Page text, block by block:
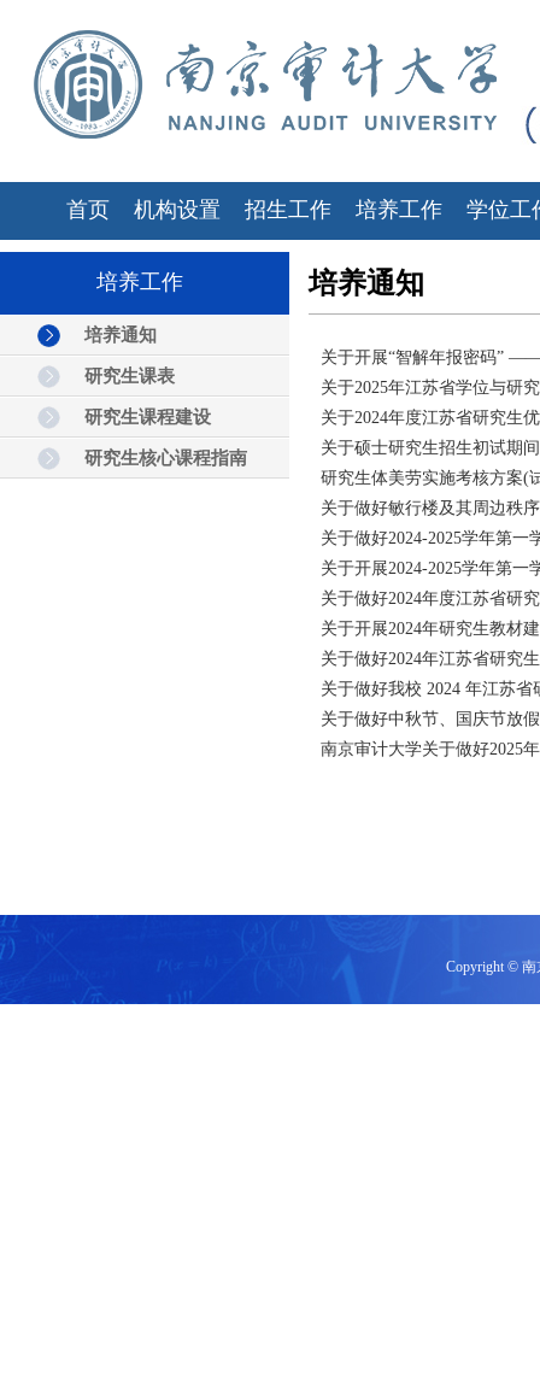
首页 机构设置 招生工作 培养工作 学位工
培养工作
培养通知
研究生课表
研究生课程建设
研究生核心课程指南
培养通知
关于开展“智解年报密码”
关于2025年江苏省学位与研
关于2024年度江苏省研究生
关于硕士研究生招生初试期
研究生体美劳实施考核方案(
关于做好敏行楼及其周边秩
关于做好2024-2025学年第
关于开展2024-2025学年第
关于做好2024年度江苏省研
关于开展2024年研究生教材
关于做好2024年江苏省研究
关于做好我校 2024 年江苏
关于做好中秋节、国庆节放
南京审计大学关于做好2025
Copyright ©